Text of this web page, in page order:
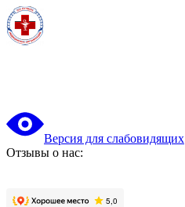
Версия для слабовидящих
Отзывы о нас: